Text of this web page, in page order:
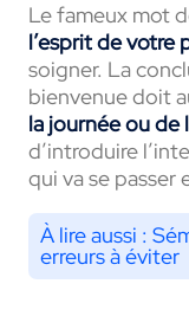
Le fameux mot
l’esprit de votre
soigner. La
bienvenue doit
la journée ou de
d’introduire
qui va se passer
À lire aussi :
erreurs à éviter